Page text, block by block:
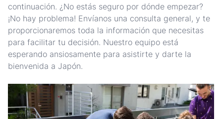
continuación. ¿No estás seguro por dónde empezar?
¡No hay problema! Envíanos una consulta general, y te
proporcionaremos toda la información que necesitas
para facilitar tu decisión. Nuestro equipo está
esperando ansiosamente para asistirte y darte la
bienvenida a Japón.